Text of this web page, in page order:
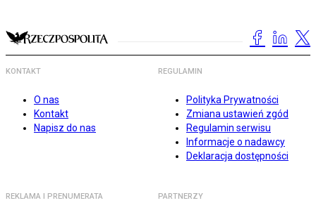
KONTAKT
O nas
Kontakt
Napisz do nas
REGULAMIN
Polityka Prywatności
Zmiana ustawień zgód
Regulamin serwisu
Informacje o nadawcy
Deklaracja dostępności
REKLAMA I PRENUMERATA PARTNERZY